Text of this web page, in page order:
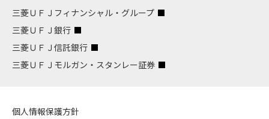
三菱ＵＦＪフィナンシャル・グループ
三菱ＵＦＪ銀行
三菱ＵＦＪ信託銀行
三菱ＵＦＪモルガン・スタンレー証券
個人情報保護方針